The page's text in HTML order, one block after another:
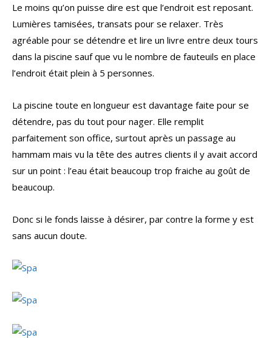
Le moins qu’on puisse dire est que l’endroit est reposant.
Lumières tamisées, transats pour se relaxer. Très
agréable pour se détendre et lire un livre entre deux tours
dans la piscine sauf que vu le nombre de fauteuils en place
l’endroit était plein à 5 personnes.
La piscine toute en longueur est davantage faite pour se
détendre, pas du tout pour nager. Elle remplit
parfaitement son office, surtout après un passage au
hammam mais vu la tête des autres clients il y avait accord
sur un point : l’eau était beaucoup trop fraiche au goût de
beaucoup.
Donc si le fonds laisse à désirer, par contre la forme y est
sans aucun doute.